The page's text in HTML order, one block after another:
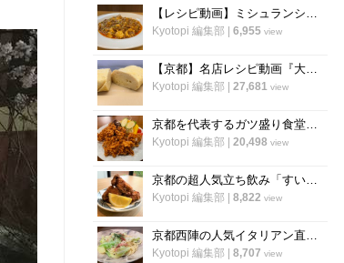
【レシピ動画】ミシュランシェフ直伝レシピ！絶品、麻婆豆腐の作り方『中国料理 菜格』
Kyotopi 編集部 6,955 view
【京都】名店レシピ動画『大徳寺さいき家』直伝 「ふわふわ だし巻き卵」の作り方！
Kyotopi 編集部 27,681 view
京都を代表するガツ盛り食堂「ハイライト」の名物メニュー”唐揚げ”の作り方
Kyotopi 編集部 20,498 view
京都の超人気立ち飲み「すいば」が美味しい『から揚げ』の作り方を伝授！
Kyotopi 編集部 8,822 view
京都西陣の人気イタリアン直伝「アンチョビのオイルパスタ」の作り方
Kyotopi 編集部 8,707 view